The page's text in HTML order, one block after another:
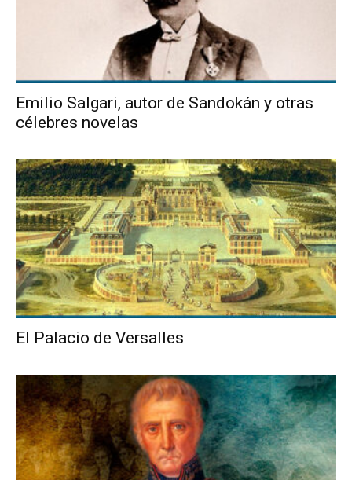
Emilio Salgari, autor de Sandokán y otras
célebres novelas
El Palacio de Versalles